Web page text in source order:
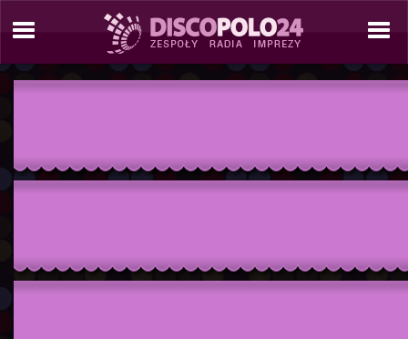
./tresc/ranking-zespol-
popularnosc.php./include/site_tools/_site_template_2_COL.php